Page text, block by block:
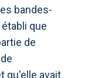
bandes-
que
de
qu'elle avait